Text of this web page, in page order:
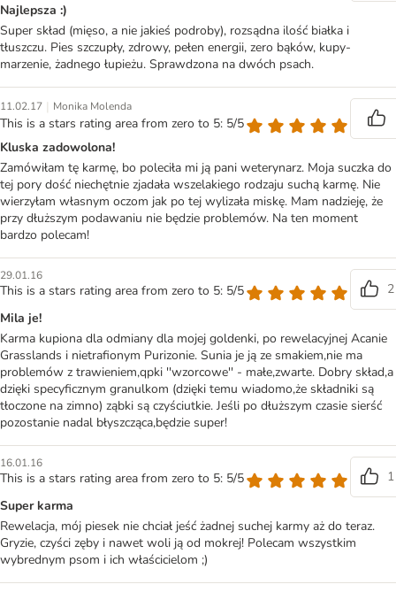
Najlepsza :)
Super skład (mięso, a nie jakieś podroby), rozsądna ilość białka i
tłuszczu. Pies szczupły, zdrowy, pełen energii, zero bąków, kupy-
marzenie, żadnego łupieżu. Sprawdzona na dwóch psach.
11.02.17 | Monika Molenda
This is a stars rating area from zero to 5: 5/5
Kluska zadowolona!
Zamówiłam tę karmę, bo poleciła mi ją pani weterynarz. Moja suczka do
tej pory dość niechętnie zjadała wszelakiego rodzaju suchą karmę. Nie
wierzyłam własnym oczom jak po tej wylizała miskę. Mam nadzieję, że
przy dłuższym podawaniu nie będzie problemów. Na ten moment
bardzo polecam!
29.01.16
This is a stars rating area from zero to 5: 5/5
2
Mila je!
Karma kupiona dla odmiany dla mojej goldenki, po rewelacyjnej Acanie
Grasslands i nietrafionym Purizonie. Sunia je ją ze smakiem,nie ma
problemów z trawieniem,qpki ''wzorcowe'' - małe,zwarte. Dobry skład,a
dzięki specyficznym granulkom (dzięki temu wiadomo,że składniki są
tłoczone na zimno) ząbki są czyściutkie. Jeśli po dłuższym czasie sierść
pozostanie nadal błyszcząca,będzie super!
16.01.16
This is a stars rating area from zero to 5: 5/5
1
Super karma
Rewelacja, mój piesek nie chciał jeść żadnej suchej karmy aż do teraz.
Gryzie, czyści zęby i nawet woli ją od mokrej! Polecam wszystkim
wybrednym psom i ich właścicielom ;)